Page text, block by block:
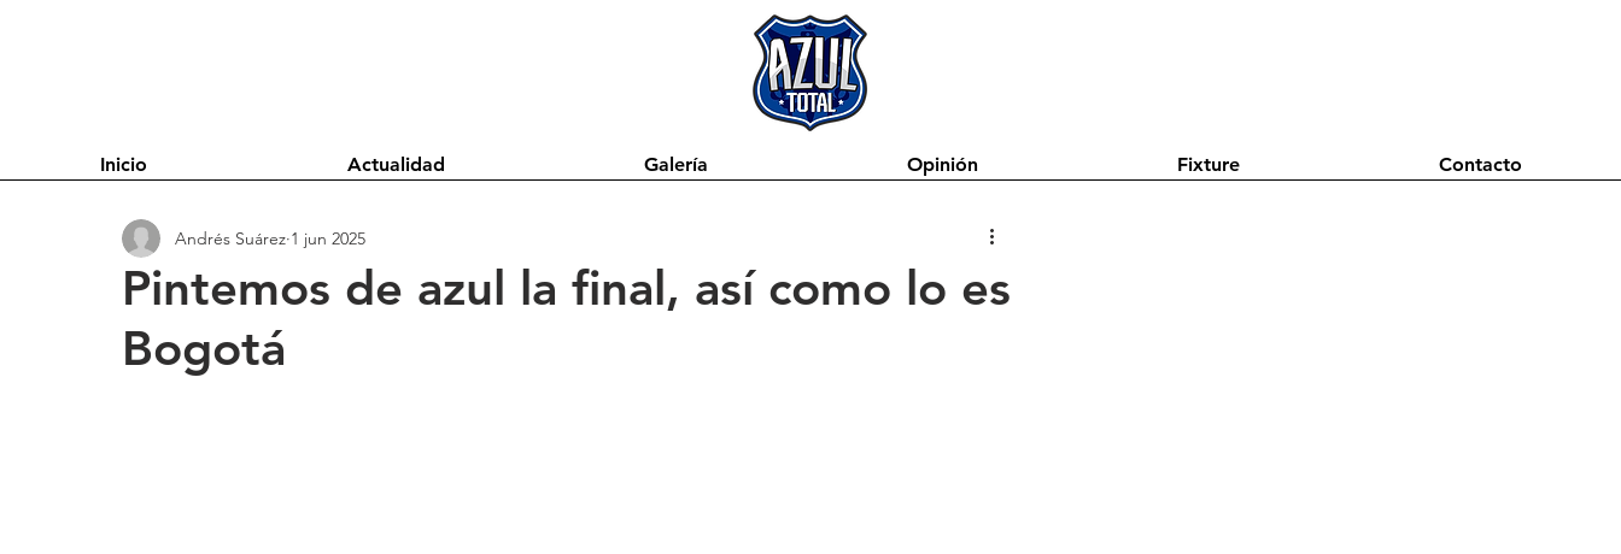
Inicio Actualidad Galería Opinión Fixture Contacto
Pintemos de azul la final, así como lo es
Bogotá
Andrés Suárez 1 jun 2025